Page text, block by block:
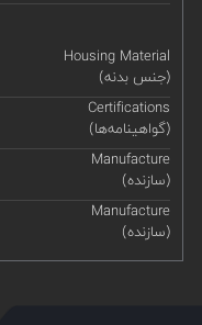
Housing Material
(جنس بدنه)
Certifications
(گواهینامه‌ها)
Manufacture
(سازنده)
Manufacture
(سازنده)